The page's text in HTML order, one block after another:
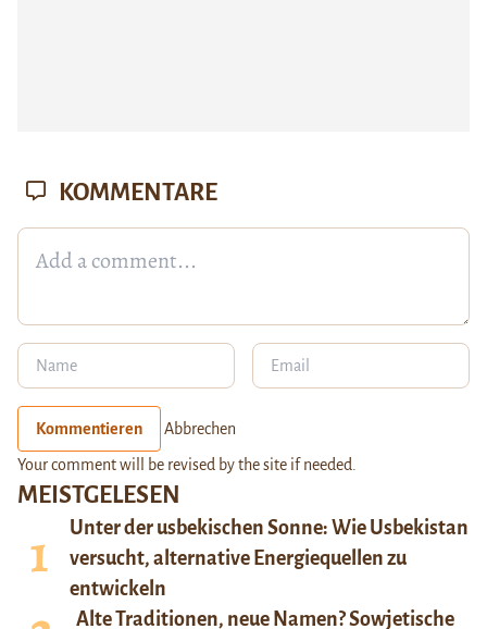
MEISTGELESEN
Unter der usbekischen Sonne: Wie Usbekistan
versucht, alternative Energiequellen zu
entwickeln
Alte Traditionen, neue Namen? Sowjetische
KOMMENTARE
Kommentieren Abbrechen
Your comment will be revised by the site if needed.